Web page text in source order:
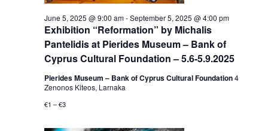
Exhibition “Reformation” by Michalis
Pantelidis at Pierides Museum – Bank of
Cyprus Cultural Foundation – 5.6-5.9.2025
June 5, 2025 @ 9:00 am-September 5, 2025 @ 4:00 pm
Pierides Museum – Bank of Cyprus Cultural Foundation4
Zenonos Kiteos, Larnaka
€1 – €3